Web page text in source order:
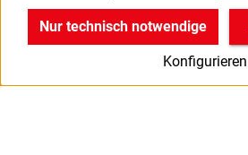
Nur technisch notwendige
Konfigurieren
v
Produkte